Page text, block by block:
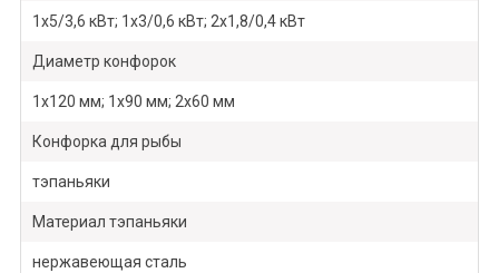
1х5/3,6 кВт; 1х3/0,6 кВт; 2х1,8/0,4 кВт
Диаметр конфорок
1х120 мм; 1х90 мм; 2х60 мм
Конфорка для рыбы
тэпаньяки
Материал тэпаньяки
нержавеющая сталь